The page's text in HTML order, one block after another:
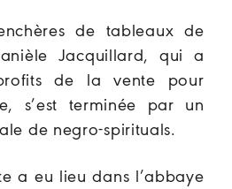
de tableaux de
Jacquillard, qui a
de la vente pour
s’est terminée par un
de negro-spirituals.
a eu lieu dans l’abbaye